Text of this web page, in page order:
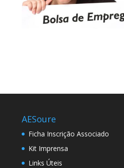
AESoure
Ficha Inscrição Associado
Kit Imprensa
Links Úteis